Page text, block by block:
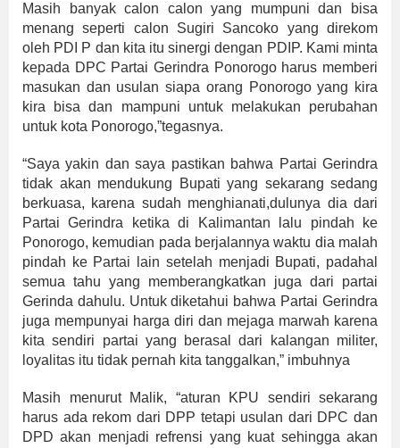
Masih banyak calon calon yang mumpuni dan bisa
menang seperti calon Sugiri Sancoko yang direkom
oleh PDI P dan kita itu sinergi dengan PDIP. Kami minta
kepada DPC Partai Gerindra Ponorogo harus memberi
masukan dan usulan siapa orang Ponorogo yang kira
kira bisa dan mampuni untuk melakukan perubahan
untuk kota Ponorogo,”tegasnya.
“Saya yakin dan saya pastikan bahwa Partai Gerindra
tidak akan mendukung Bupati yang sekarang sedang
berkuasa, karena sudah menghianati,dulunya dia dari
Partai Gerindra ketika di Kalimantan lalu pindah ke
Ponorogo, kemudian pada berjalannya waktu dia malah
pindah ke Partai lain setelah menjadi Bupati, padahal
semua tahu yang memberangkatkan juga dari partai
Gerinda dahulu. Untuk diketahui bahwa Partai Gerindra
juga mempunyai harga diri dan mejaga marwah karena
kita sendiri partai yang berasal dari kalangan militer,
loyalitas itu tidak pernah kita tanggalkan,” imbuhnya
Masih menurut Malik, “aturan KPU sendiri sekarang
harus ada rekom dari DPP tetapi usulan dari DPC dan
DPD akan menjadi refrensi yang kuat sehingga akan